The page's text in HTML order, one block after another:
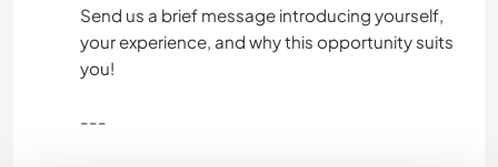
​Send us a brief message introducing yourself,
your experience, and why this opportunity suits
you!
---